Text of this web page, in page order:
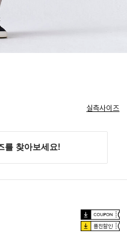
실측사이즈
플친할인